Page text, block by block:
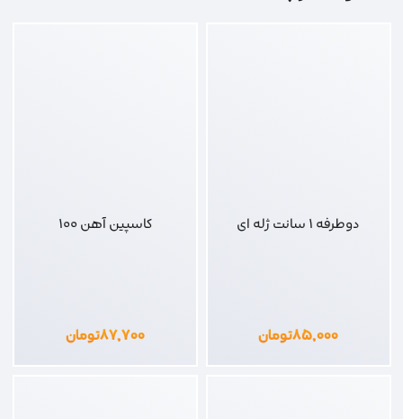
دوطرفه 1 سانت ژله ای
۸۵,۰۰۰تومان
کاسپین آهن 100
۸۷,۷۰۰تومان